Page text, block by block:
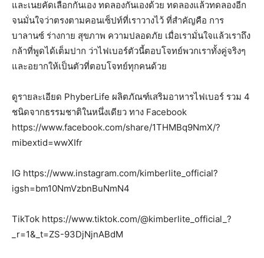
และเนยคัดเลือกกันเอง ทดลองกันเองด้วย ทดลองแล้วทดลองอีก
จนมั่นใจว่าตรงตามคอนเซ็ปท์ที่เราวางไว้ ที่สำคัญคือ การ
บาลานซ์ ร่างกาย สุขภาพ ความปลอดภัย เมื่อเรามั่นใจแล้วเราถึง
กล้าที่พูดได้เต็มปาก ว่าไฟเบอร์ตัวนี้ตอบโจทย์พวกเราทั้งคู่จริงๆ
และอยากให้เป็นตัวที่ตอบโจทย์ทุกคนด้วย
ดูรายละเอียด PhyberLife ผลิตภัณฑ์เสริมอาหารไฟเบอร์ รวม 4
ชนิดจากธรรมชาติในหนึ่งเดียว ทาง Facebook
https://www.facebook.com/share/1THMBq9NmX/?
mibextid=wwXIfr
IG https://www.instagram.com/kimberlite_official?
igsh=bm10NmVzbnBuNmN4
TikTok https://www.tiktok.com/@kimberlite_official_?
_r=1&_t=ZS-93DjNjnABdM